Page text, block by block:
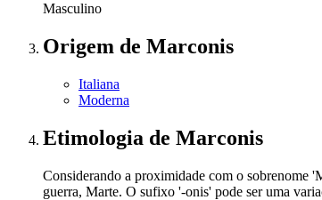
Masculino
Origem de Marconis
Italiana
Moderna
Etimologia de Marconis
Considerando a proximidade com o sobrenome
guerra, Marte. O sufixo '-onis' pode ser uma